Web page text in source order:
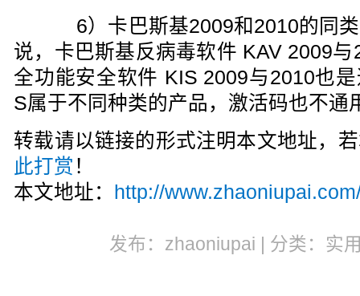
6）卡巴斯基2009和2010的同类
说，卡巴斯基反病毒软件 KAV 2009
全功能安全软件 KIS 2009与2010也
S属于不同种类的产品，激活码也不通
转载请以链接的形式注明本文地址，
此打赏 ！
本文地址：
http://
发布：zhaoniupai | 分类：实